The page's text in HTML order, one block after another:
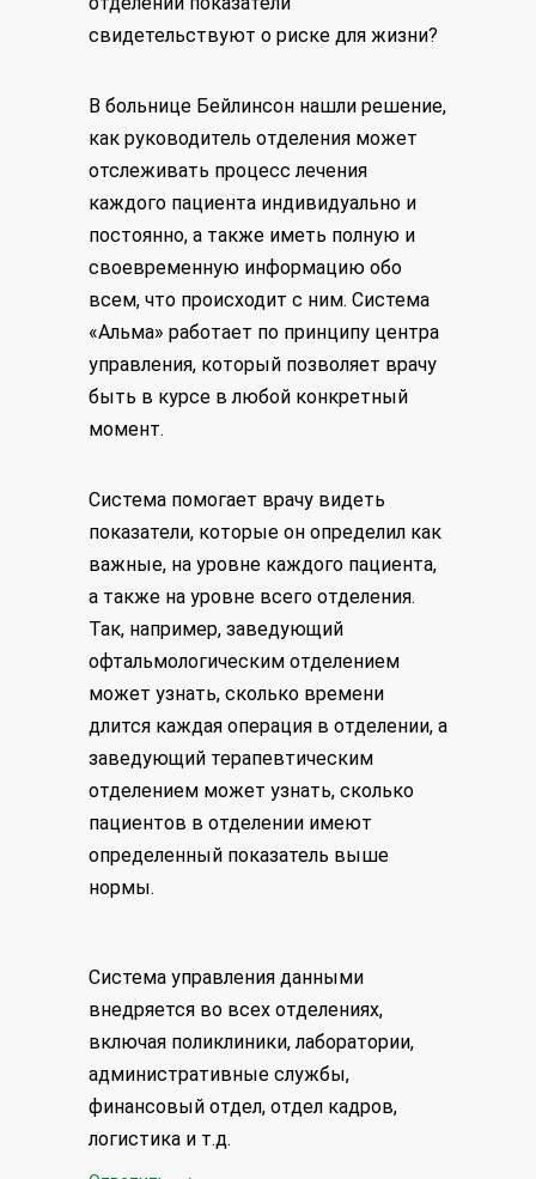
свидетельствуют о риске для жизни?
В больнице Бейлинсон нашли решение,
как руководитель отделения может
отслеживать процесс лечения
каждого пациента индивидуально и
постоянно, а также иметь полную и
своевременную информацию обо
всем, что происходит с ним. Система
«Альма» работает по принципу центра
управления, который позволяет врачу
быть в курсе в любой конкретный
момент.
Система помогает врачу видеть
показатели, которые он определил как
важные, на уровне каждого пациента,
а также на уровне всего отделения.
Так, например, заведующий
офтальмологическим отделением
может узнать, сколько времени
длится каждая операция в отделении, а
заведующий терапевтическим
отделением может узнать, сколько
пациентов в отделении имеют
определенный показатель выше
нормы.
Система управления данными
внедряется во всех отделениях,
включая поликлиники, лаборатории,
административные службы,
финансовый отдел, отдел кадров,
логистика и т.д.